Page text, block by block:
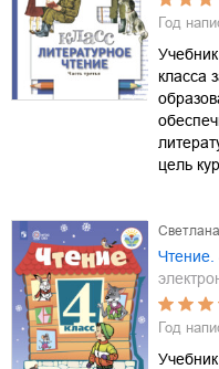
Год
класса
цель
Чтение.
Год